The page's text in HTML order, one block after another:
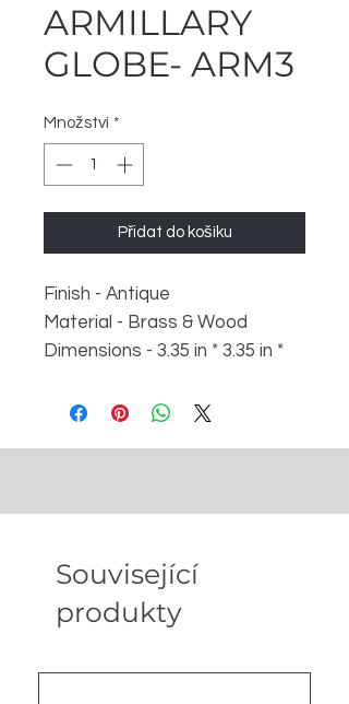
ARMILLARY
GLOBE- ARM3
Množství *
Přidat do košíku
Finish - Antique
Material - Brass & Wood
Dimensions - 3.35 in * 3.35 in *
Weight - 20 gm
Související
produkty